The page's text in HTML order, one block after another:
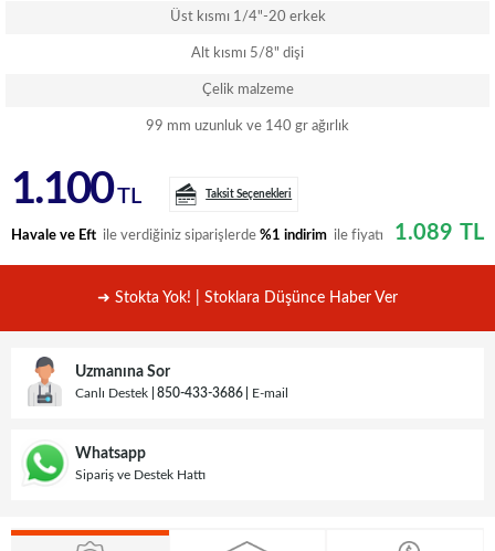
Üst kısmı 1/4"-20 erkek
Alt kısmı 5/8" dişi
Çelik malzeme
99 mm uzunluk ve 140 gr ağırlık
1.100TL Taksit Seçenekleri
Havale ve Eft ile verdiğiniz siparişlerde %1 indirim ile fiyatı 1.089 TL
➜ Stokta Yok! | Stoklara Düşünce Haber Ver
Uzmanına Sor
Canlı Destek 850-433-3686 E-mail
Whatsapp
Sipariş ve Destek Hattı